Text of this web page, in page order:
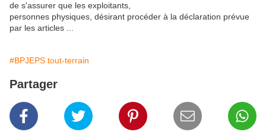
de s'assurer que les exploitants,
personnes physiques, désirant procéder à la déclaration prévue
par les articles ...
#BPJEPS tout-terrain
Partager